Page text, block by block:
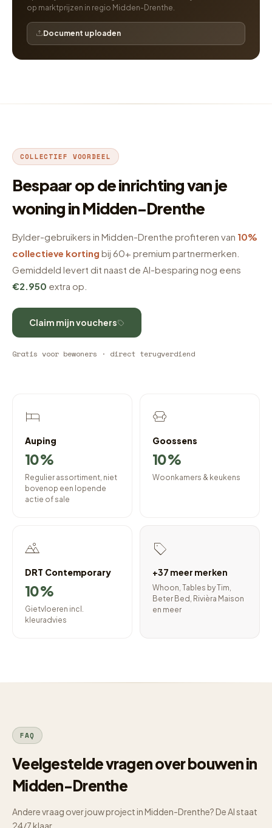
op marktprijzen in regio Midden-Drenthe.
Document uploaden
COLLECTIEF VOORDEEL
Bespaar op de inrichting van je
woning in Midden-Drenthe
Bylder-gebruikers in Midden-Drenthe profiteren van 10%
collectieve korting bij 60+ premium partnermerken.
Gemiddeld levert dit naast de AI-besparing nog eens
€2.950 extra op.
Claim mijn vouchers
Gratis voor bewoners · direct terugverdiend
Auping
10%
Regulier assortiment, niet
bovenop een lopende
actie of sale
Goossens
10%
Woonkamers & keukens
DRT Contemporary
10%
Gietvloeren incl.
kleuradvies
+37 meer merken
Whoon, Tables by Tim,
Beter Bed, Rivièra Maison
en meer
FAQ
Veelgestelde vragen over bouwen in
Midden-Drenthe
Andere vraag over jouw project in Midden-Drenthe? De AI staat
24/7 klaar.